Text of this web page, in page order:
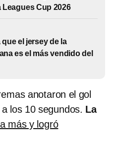
Cup 2026
el jersey de la
es el más vendido del
anotaron el gol
los 10 segundos. La
más y logró